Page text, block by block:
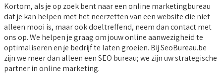
Kortom, als je op zoek bent naar een online marketingbureau
dat je kan helpen met het neerzetten van een website die niet
alleen mooi is, maar ook doeltreffend, neem dan contact met
ons op. We helpen je graag om jouw online aanwezigheid te
optimaliseren en je bedrijf te laten groeien. Bij SeoBureau.be
zijn we meer dan alleen een SEO bureau; we zijn uw strategische
partner in online marketing.